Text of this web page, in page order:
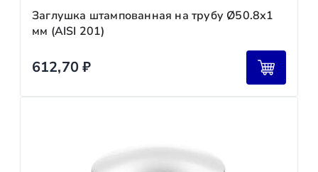
Заглушка штампованная на трубу Ø50.8х1
мм (AISI 201)
612,70₽